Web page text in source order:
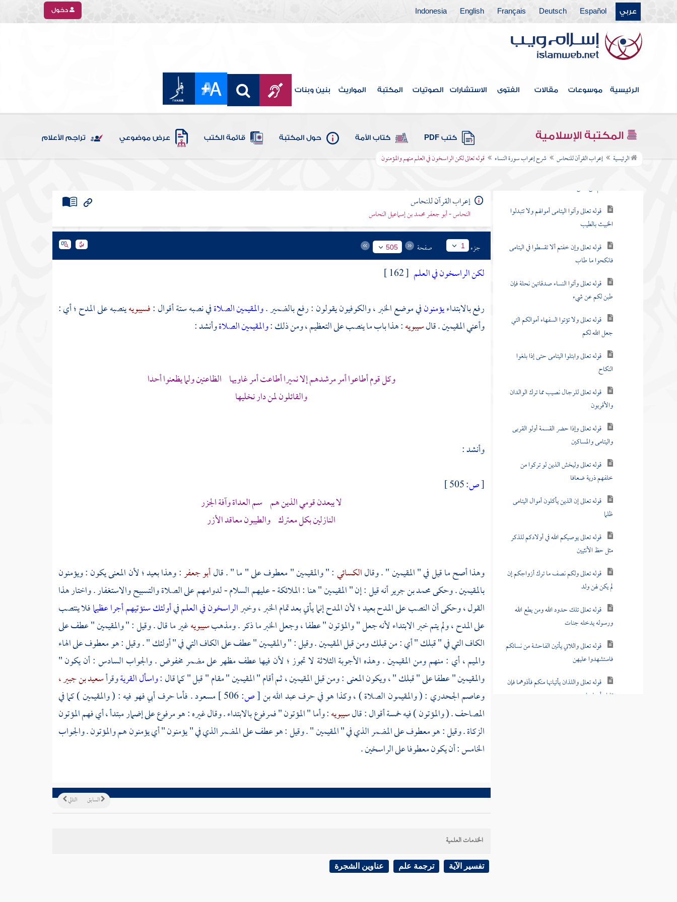
عربي Español
Deutsch
Français
English
Indonesia دخول
الرئيسية موسوعات مقالات الفتوى الاستشارات الصوتيات المكتبة المواريث بنين وبنات
المكتبة الإسلامية كتب PDF كتاب الأمة حول المكتبة قائمة الكتب عرض موضوعي تراجم الأعلام
الرئيسية إعراب القرآن للنحاس شرح إعراب سورة النساء قوله تعالى لكن الراسخون في العلم منهم والمؤمنون
فهرس الكتاب
مقدمة المصنف
البسملة
شرح إعراب سورة أم القرآن
شرح إعراب سورة البقرة
شرح إعراب سورة آل عمران
شرح إعراب سورة النساء
خلقكم من نفس
قوله تعالى وآتوا اليتامى أموالهم ولا تتبدلوا
الخبيث بالطيب
قوله تعالى وإن خفتم ألا تقسطوا في اليتامى
فانكحوا ما طاب
قوله تعالى وآتوا النساء صدقاتهن نحلة فإن
طبن لكم عن شيء
قوله تعالى ولا تؤتوا السفهاء أموالكم التي
جعل الله لكم
قوله تعالى وابتلوا اليتامى حتى إذا بلغوا
النكاح
قوله تعالى للرجال نصيب مما ترك الوالدان
والأقربون
قوله تعالى وإذا حضر القسمة أولو القربى
واليتامى والمساكين
قوله تعالى وليخش الذين لو تركوا من
خلفهم ذرية ضعافا
قوله تعالى إن الذين يأكلون أموال اليتامى
ظلما
قوله تعالى يوصيكم الله في أولادكم للذكر
مثل حظ الأنثيين
قوله تعالى ولكم نصف ما ترك أزواجكم إن
لم يكن لهن ولد
قوله تعالى تلك حدود الله ومن يطع الله
ورسوله يدخله جنات
قوله تعالى واللاتي يأتين الفاحشة من نسائكم
فاستشهدوا عليهن
قوله تعالى واللذان يأتيانها منكم فآذوهما فإن
تابا وأصلحا
إعراب القرآن للنحاس
النحاس - أبو جعفر محمد بن إسماعيل النحاس
جزء 1 صفحة 505
لكن الراسخون في العلم [ 162 ]
رفع بالابتداءيؤمنونفي موضع الخبر ، والكوفيون يقولون : رفع بالضمير .والمقيمين الصلاةفي نصبه ستة أقوال :فسيبويهينصبه على المدح ؛ أي :
وأعني المقيمين . قالسيبويه: هذا باب ما ينصب على التعظيم ، ومن ذلك :والمقيمين الصلاةوأنشد :
وكل قوم أطاعوا أمر مرشدهم إلا نميرا أطاعت أمر غاويها الظاعنين ولما يظعنوا أحدا
والقائلون لمن دار نخليها
وأنشد :
[ص:
لا يبعدن قومي الذين هم سم العداة وآفة الجزر
النازلين بكل معترك والطيبون معاقد الأزر
وهذا أصح ما قيل في " المقيمين " . وقالالكسائي: " والمقيمين " معطوف على " ما " . قالأبو جعفر: وهذا بعيد ؛ لأن المعنى يكون : ويؤمنون
بالمقيمين . وحكى محمد بن جرير أنه قيل : إن " المقيمين " هنا : الملائكة - عليهم السلام - لدوامهم على الصلاة والتسبيح والاستغفار . واختار هذا
القول ، وحكى أن النصب على المدح بعيد ؛ لأن المدح إنما يأتي بعد تمام الخبر ، وخبرالراسخون في العلمفيأولئك سنؤتيهم أجرا عظيمافلا ينتصب
على المدح ، ولم يتم خبر الابتداء لأنه جعل " والمؤتون " عطفا ، وجعل الخبر ما ذكر . ومذهبسيبويهغير ما قال . وقيل : " والمقيمين " عطف على
الكاف التي في " قبلك " أي : من قبلك ومن قبل المقيمين . وقيل : " والمقيمين " عطف على الكاف التي في " أولئك " . وقيل : هو معطوف على الهاء
والميم ، أي : منهم ومن المقيمين . وهذه الأجوبة الثلاثة لا تجوز ؛ لأن فيها عطف مظهر على مضمر مخفوض . والجواب السادس : أن يكون "
والمقيمين " عطفا على " قبلك " ، ويكون المعنى : ومن قبل المقيمين ، ثم أقام " المقيمين " مقام " قبل " كما قال :واسأل القريةوقرأسعيد بن جبير ،
وعاصم الجحدري : ( والمقيمون الصلاة ) ، وكذا هو في حرفعبد الله بن[ص: مسعود .فأما حرف أبي فهو فيه : ( والمقيمين ) كما في
المصاحف . ( والمؤتون ) فيه خمسة أقوال : قالسيبويه: وأما " المؤتون " فمرفوع بالابتداء . وقال غيره : هو مرفوع على إضمار مبتدأ ، أي فهم المؤتون
الزكاة . وقيل : هو معطوف على المضمر الذي في " المقيمين " . وقيل : هو عطف على المضمر الذي في " يؤمنون " أي يؤمنون هم والمؤتون . والجواب
الخامس : أن يكون معطوفا على الراسخين .
التالي السابق
الخدمات العلمية
تفسير الآية ترجمة علم عناوين الشجرة